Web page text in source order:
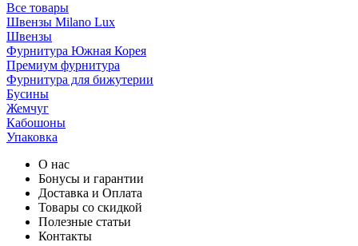
Все товары
Швензы Milano Lux
Швензы
Фурнитура Южная Корея
Премиум фурнитура
Фурнитура для бижутерии
Бусины
Жемчуг
Кабошоны
Упаковка
О нас
Бонусы и гарантии
Доставка и Оплата
Товары со скидкой
Полезные статьи
Контакты